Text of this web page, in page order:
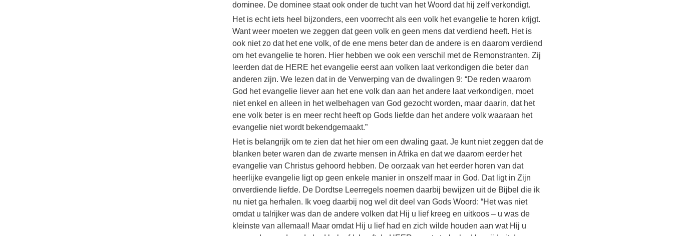
dominee. De dominee staat ook onder de tucht van het Woord dat hij zelf verkondigt.
Het is echt iets heel bijzonders, een voorrecht als een volk het evangelie te horen krijgt.
Want weer moeten we zeggen dat geen volk en geen mens dat verdiend heeft. Het is
ook niet zo dat het ene volk, of de ene mens beter dan de andere is en daarom verdiend
om het evangelie te horen. Hier hebben we ook een verschil met de Remonstranten. Zij
leerden dat de HERE het evangelie eerst aan volken laat verkondigen die beter dan
anderen zijn. We lezen dat in de Verwerping van de dwalingen 9: “De reden waarom
God het evangelie liever aan het ene volk dan aan het andere laat verkondigen, moet
niet enkel en alleen in het welbehagen van God gezocht worden, maar daarin, dat het
ene volk beter is en meer recht heeft op Gods liefde dan het andere volk waaraan het
evangelie niet wordt bekendgemaakt.”
Het is belangrijk om te zien dat het hier om een dwaling gaat. Je kunt niet zeggen dat de
blanken beter waren dan de zwarte mensen in Afrika en dat we daarom eerder het
evangelie van Christus gehoord hebben. De oorzaak van het eerder horen van dat
heerlijke evangelie ligt op geen enkele manier in onszelf maar in God. Dat ligt in Zijn
onverdiende liefde. De Dordtse Leerregels noemen daarbij bewijzen uit de Bijbel die ik
nu niet ga herhalen. Ik voeg daarbij nog wel dit deel van Gods Woord: “Het was niet
omdat u talrijker was dan de andere volken dat Hij u lief kreeg en uitkoos – u was de
kleinste van allemaal! Maar omdat Hij u lief had en zich wilde houden aan wat Hij u